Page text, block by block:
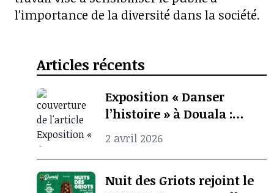
l'importance de la diversité dans la société.
Articles récents
Exposition « Danser
l’histoire » à Douala :
quand l’archive
photographique ravive la
mémoire culturelle
africaine
2 avril 2026
Nuit des Griots rejoint le